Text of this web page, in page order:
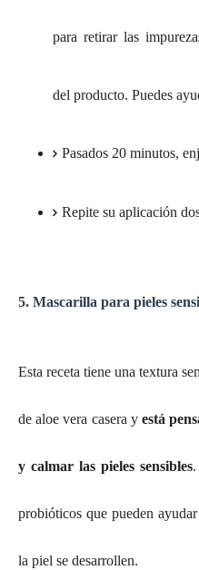
para retirar las
del producto. Puedes
Pasados 20 minutos,
Repite su aplicación
5. Mascarilla para pieles
Esta receta tiene una textura
de aloe vera casera y está
y calmar las pieles sensibles.
probióticos que pueden
la piel se desarrollen.